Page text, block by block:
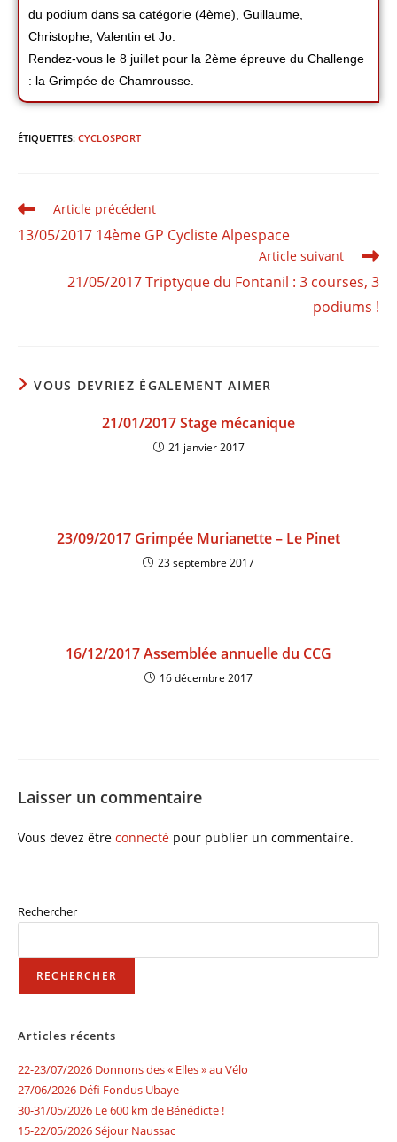
du podium dans sa catégorie (4ème), Guillaume,
Christophe, Valentin et Jo.
Rendez-vous le 8 juillet pour la 2ème épreuve du Challenge
: la Grimpée de Chamrousse.
ÉTIQUETTES: CYCLOSPORT
Article précédent
13/05/2017 14ème GP Cycliste Alpespace
Article suivant
21/05/2017 Triptyque du Fontanil : 3 courses, 3
podiums !
VOUS DEVRIEZ ÉGALEMENT AIMER
21/01/2017 Stage mécanique
21 janvier 2017
23/09/2017 Grimpée Murianette – Le Pinet
23 septembre 2017
16/12/2017 Assemblée annuelle du CCG
16 décembre 2017
Laisser un commentaire
Vous devez être connecté pour publier un commentaire.
Rechercher
RECHERCHER
Articles récents
22-23/07/2026 Donnons des « Elles » au Vélo
27/06/2026 Défi Fondus Ubaye
30-31/05/2026 Le 600 km de Bénédicte !
15-22/05/2026 Séjour Naussac